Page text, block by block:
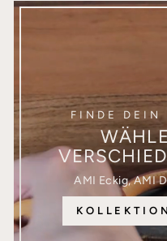
FINDE DEIN
AMI Eckig, AMI
KOLLEKTION